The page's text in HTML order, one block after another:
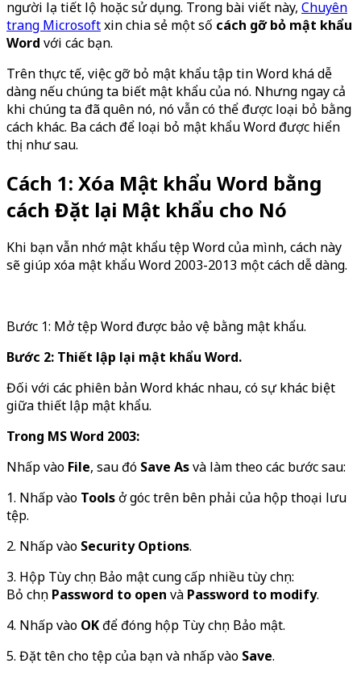
người lạ tiết lộ hoặc sử dụng. Trong bài viết này, Chuyên
trang Microsoftxin chia sẻ một số cách gỡ bỏ mật khẩu
Word với các bạn.
Trên thực tế, việc gỡ bỏ mật khẩu tập tin Word khá dễ
dàng nếu chúng ta biết mật khẩu của nó. Nhưng ngay cả
khi chúng ta đã quên nó, nó vẫn có thể được loại bỏ bằng
cách khác. Ba cách để loại bỏ mật khẩu Word được hiển
thị như sau.
Cách 1: Xóa Mật khẩu Word bằng
cách Đặt lại Mật khẩu cho Nó
Khi bạn vẫn nhớ mật khẩu tệp Word của mình, cách này
sẽ giúp xóa mật khẩu Word 2003-2013 một cách dễ dàng.
Bước 1: Mở tệp Word được bảo vệ bằng mật khẩu.
Bước 2: Thiết lập lại mật khẩu Word.
Đối với các phiên bản Word khác nhau, có sự khác biệt
giữa thiết lập mật khẩu.
Trong MS Word 2003:
Nhấp vào File, sau đó Save Asvà làm theo các bước sau:
1. Nhấp vào Toolsở góc trên bên phải của hộp thoại lưu
tệp.
2. Nhấp vào Security Options.
3. Hộp Tùy chọn Bảo mật cung cấp nhiều tùy chọn:
Bỏ chọn Password to open và Password to modify.
4. Nhấp vào OKđể đóng hộp Tùy chọn Bảo mật.
5. Đặt tên cho tệp của bạn và nhấp vào Save.